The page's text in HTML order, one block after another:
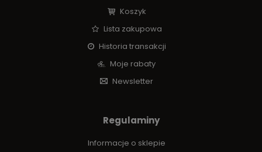
Koszyk
Lista zakupowa
Historia transakcji
Moje rabaty
Newsletter
Regulaminy
Informacje o sklepie